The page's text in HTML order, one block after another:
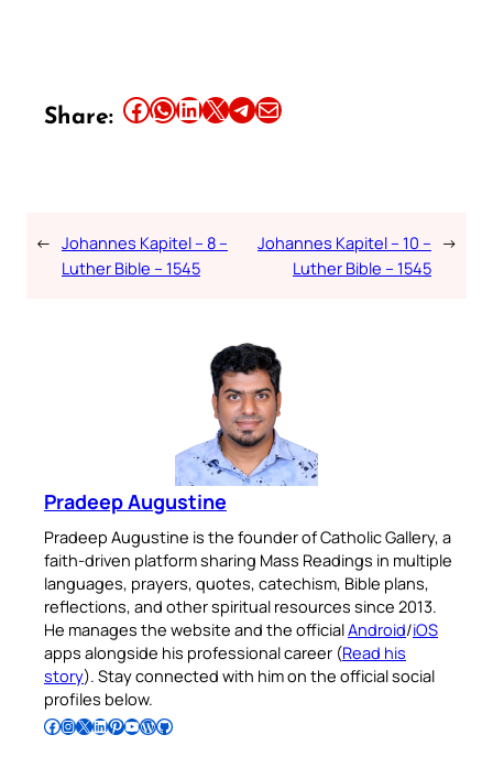
Share: Share this article on Facebook Share this article on WhatsApp Share this article on LinkedIn Share this article on X Share this article on TelegramEmail this Article
← Johannes Kapitel – 8 –
Luther Bible – 1545
Johannes Kapitel – 10 –
Luther Bible – 1545
→
Pradeep Augustine
Pradeep Augustine is the founder of Catholic Gallery, a
faith-driven platform sharing Mass Readings in multiple
languages, prayers, quotes, catechism, Bible plans,
reflections, and other spiritual resources since 2013.
He manages the website and the officialAndroid/iOS
apps alongside his professional career (Read his
story). Stay connected with him on the official social
profiles below.
Follow Pradeep on Facebook Follow Pradeep on InstagramFollow Pradeep on X Follow Pradeep on LinkedIn Follow Pradeep on Pinterest Subscribe to Pradeep’s Youtube Channel Follow Pradeep on WordPress Follow Pradeep on GitHub